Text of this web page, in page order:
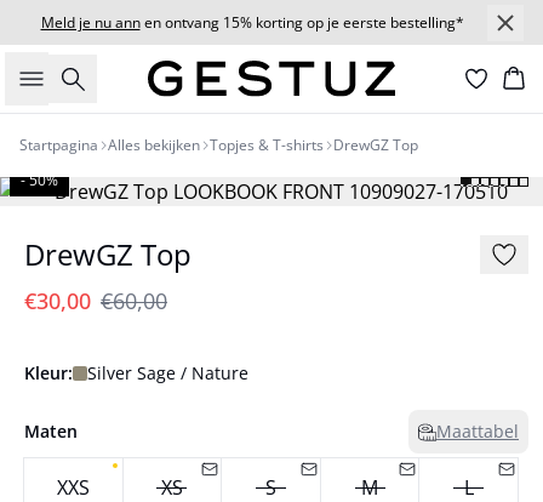
Meld je nu annen ontvang 15% korting op je eerste bestelling*
Zoeken
Startpagina Alles bekijken Topjes & T-shirts DrewGZ Top
- 50%
DrewGZ Top
€30,00 €60,00
Kleur: Silver Sage / Nature
Maten Maattabel
XXS XS S M L